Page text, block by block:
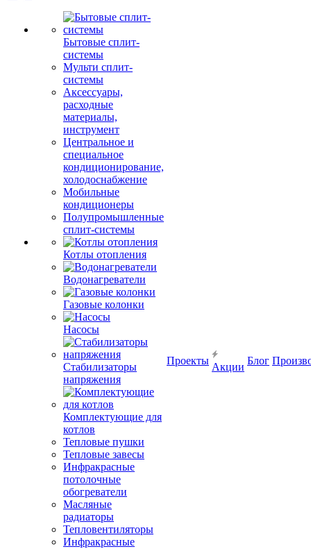
Бытовые сплит-
системы
Мульти сплит-
системы
Аксессуары,
расходные
материалы,
инструмент
Центральное и
специальное
кондиционирование,
холодоснабжение
Мобильные
кондиционеры
Полупромышленные
сплит-системы
Котлы отопления
Водонагреватели
Газовые колонки
Насосы
Стабилизаторы
напряжения
Комплектующие для
котлов
Тепловые пушки
Тепловые завесы
Инфракрасные
потолочные
обогреватели
Масляные
радиаторы
Тепловентиляторы
Инфракрасные
Проекты
Акции
Блог